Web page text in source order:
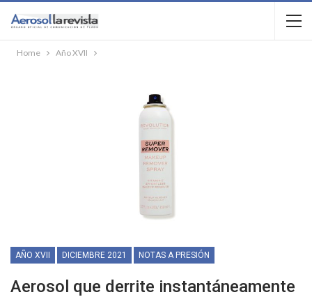
Home Año XVII
AÑO XVII DICIEMBRE 2021 NOTAS A PRESIÓN
Aerosol que derrite instantáneamente